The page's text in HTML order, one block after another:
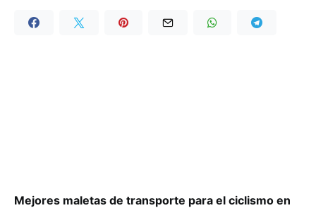
Mejores maletas de transporte para el ciclismo en